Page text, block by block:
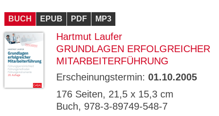
BUCH EPUB PDF MP3
Hartmut Laufer
GRUNDLAGEN ERFOLGREICHER
MITARBEITERFÜHRUNG
Erscheinungstermin: 01.10.2005
176 Seiten, 21,5 x 15,3 cm
Buch, 978-3-89749-548-7